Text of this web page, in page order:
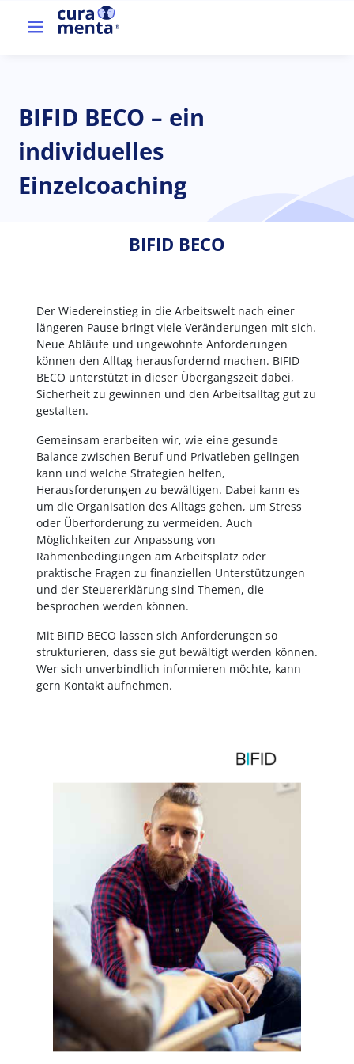
Skip to main content
Top menu
BIFID BECO – ein
individuelles
Einzelcoaching
BIFID BECO
Der Wiedereinstieg in die Arbeitswelt nach einer
längeren Pause bringt viele Veränderungen mit sich.
Neue Abläufe und ungewohnte Anforderungen
können den Alltag herausfordernd machen. BIFID
BECO unterstützt in dieser Übergangszeit dabei,
Sicherheit zu gewinnen und den Arbeitsalltag gut zu
gestalten.
Gemeinsam erarbeiten wir, wie eine gesunde
Balance zwischen Beruf und Privatleben gelingen
kann und welche Strategien helfen,
Herausforderungen zu bewältigen. Dabei kann es
um die Organisation des Alltags gehen, um Stress
oder Überforderung zu vermeiden. Auch
Möglichkeiten zur Anpassung von
Rahmenbedingungen am Arbeitsplatz oder
praktische Fragen zu finanziellen Unterstützungen
und der Steuererklärung sind Themen, die
besprochen werden können.
Mit BIFID BECO lassen sich Anforderungen so
strukturieren, dass sie gut bewältigt werden können.
Wer sich unverbindlich informieren möchte, kann
gern Kontakt aufnehmen.